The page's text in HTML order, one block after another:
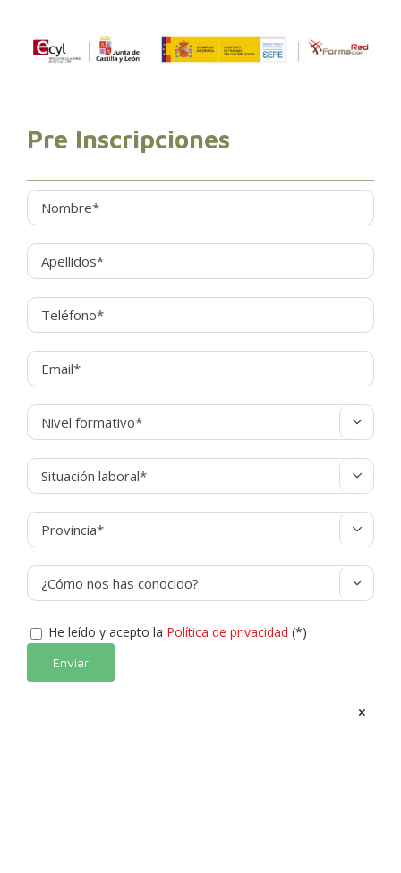
Pre Inscripciones




He leído y acepto la Política de privacidad (*)
×